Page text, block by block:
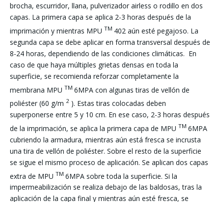
brocha, escurridor, llana, pulverizador airless o rodillo en dos
capas. La primera capa se aplica 2-3 horas después de la
imprimación y mientras MPU TM 402 aún esté pegajoso. La
segunda capa se debe aplicar en forma transversal después de
8-24 horas, dependiendo de las condiciones climáticas. En
caso de que haya múltiples grietas densas en toda la
superficie, se recomienda reforzar completamente la
membrana MPU TM 6MPA con algunas tiras de vellón de
poliéster (60 g/m 2 ). Estas tiras colocadas deben
superponerse entre 5 y 10 cm. En ese caso, 2-3 horas después
de la imprimación, se aplica la primera capa de MPU TM 6MPA
cubriendo la armadura, mientras aún está fresca se incrusta
una tira de vellón de poliéster. Sobre el resto de la superficie
se sigue el mismo proceso de aplicación. Se aplican dos capas
extra de MPU TM 6MPA sobre toda la superficie. Si la
impermeabilización se realiza debajo de las baldosas, tras la
aplicación de la capa final y mientras aún esté fresca, se